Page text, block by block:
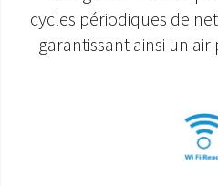
cycles périodiques de
garantissant ainsi un